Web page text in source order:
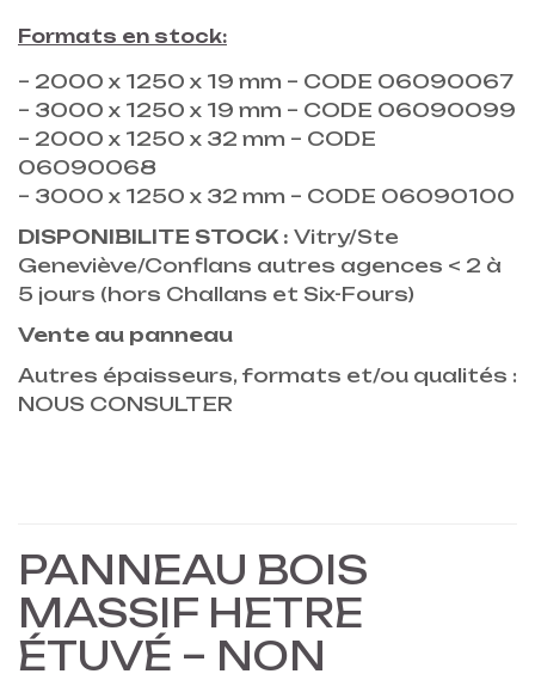
Formats en stock:
– 2000 x 1250 x 19 mm – CODE 06090067
– 3000 x 1250 x 19 mm – CODE 06090099
– 2000 x 1250 x 32 mm – CODE
06090068
– 3000 x 1250 x 32 mm – CODE 06090100
DISPONIBILITE STOCK : Vitry/Ste
Geneviève/Conflans autres agences < 2 à
5 jours (hors Challans et Six-Fours)
Vente au panneau
Autres épaisseurs, formats et/ou qualités :
NOUS CONSULTER
PANNEAU BOIS
MASSIF HETRE
ÉTUVÉ – NON